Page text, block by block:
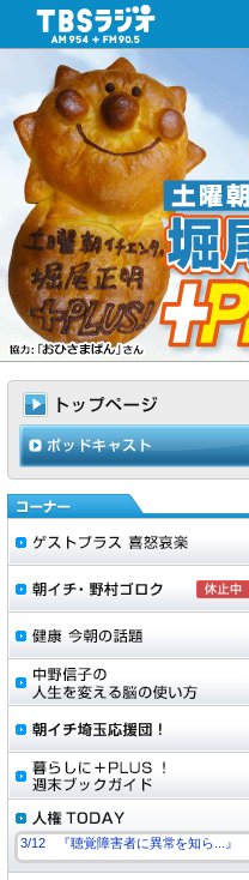
3/12 『聴覚障害者に異常を知ら...』